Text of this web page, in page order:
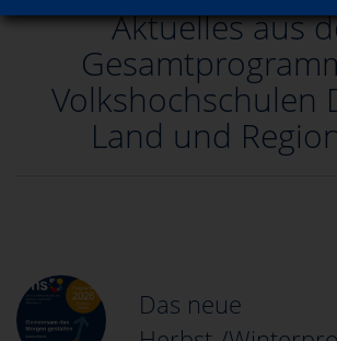
Aktuelles aus
Volkshochschulen
Land und
Das neue